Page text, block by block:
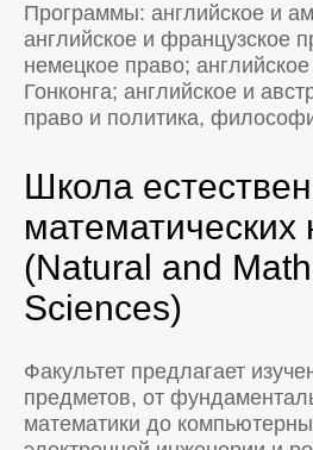
Программы: английское и
английское и французское
немецкое право;
Гонконга; английское и
право и политика,
Школа
математических
(Natural and
Sciences)
Факультет предлагает
предметов, от
математики до